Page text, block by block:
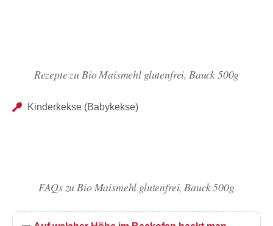
Rezepte zu Bio Maismehl glutenfrei, Bauck 500g
Kinderkekse (Babykekse)
FAQs zu Bio Maismehl glutenfrei, Bauck 500g